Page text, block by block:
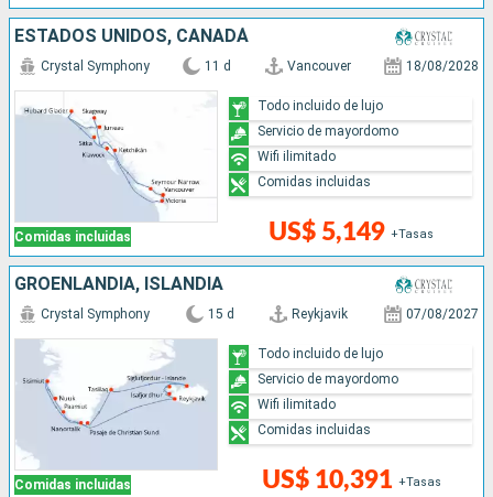
ESTADOS UNIDOS, CANADÁ
Comidas incluidas
Crystal Symphony 11 d Vancouver 18/08/2028
US$ 5,149 +Tasas
Todo incluido de lujo
Servicio de mayordomo
Wifi ilimitado
Comidas incluidas
GROENLANDIA, ISLANDIA
Comidas incluidas
Crystal Symphony 15 d Reykjavik 07/08/2027
US$ 10,391 +Tasas
Todo incluido de lujo
Servicio de mayordomo
Wifi ilimitado
Comidas incluidas